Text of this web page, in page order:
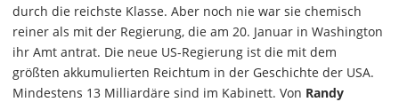
durch die reichste Klasse. Aber noch nie war sie chemisch
reiner als mit der Regierung, die am 20. Januar in Washington
ihr Amt antrat. Die neue US-Regierung ist die mit dem
größten akkumulierten Reichtum in der Geschichte der USA.
Mindestens 13 Milliardäre sind im Kabinett. Von Randy